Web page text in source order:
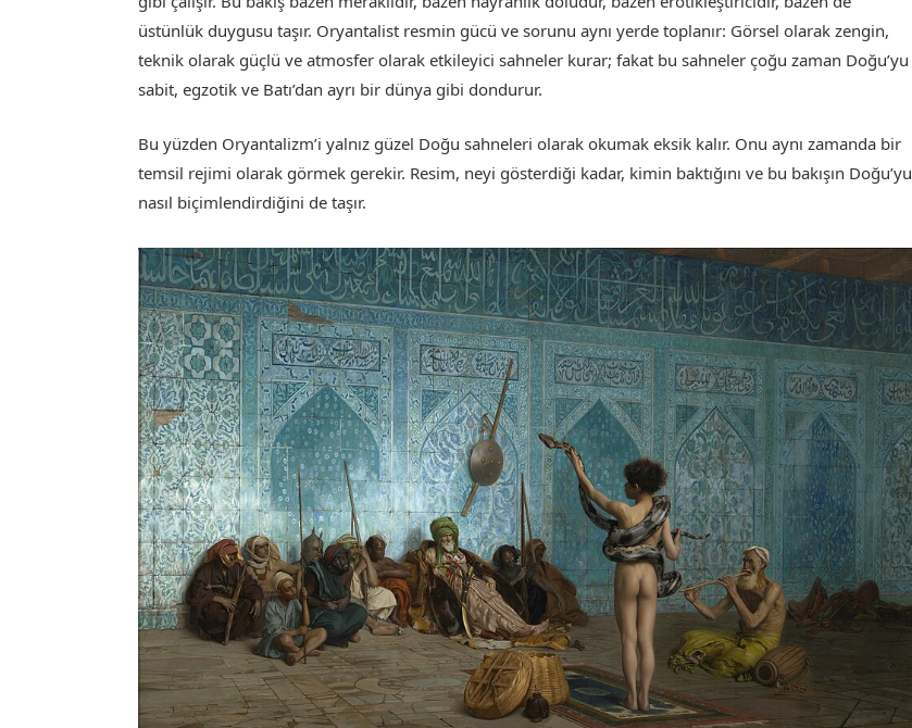
üstünlük duygusu taşır. Oryantalist resmin gücü ve sorunu aynı yerde toplanır: Görsel olarak zengin,
teknik olarak güçlü ve atmosfer olarak etkileyici sahneler kurar; fakat bu sahneler çoğu zaman Doğu’yu
sabit, egzotik ve Batı’dan ayrı bir dünya gibi dondurur.
Bu yüzden Oryantalizm’i yalnız güzel Doğu sahneleri olarak okumak eksik kalır. Onu aynı zamanda bir
temsil rejimi olarak görmek gerekir. Resim, neyi gösterdiği kadar, kimin baktığını ve bu bakışın Doğu’yu
nasıl biçimlendirdiğini de taşır.